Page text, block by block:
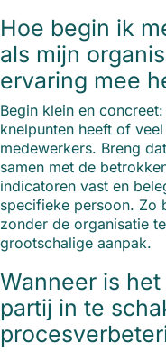
Hoe begin ik
als mijn
ervaring mee
Begin klein en
knelpunten heeft of
medewerkers. Breng
samen met de
indicatoren vast en
specifieke persoon. Zo
zonder de organisatie
grootschalige aanpak.
Wanneer is
partij in te